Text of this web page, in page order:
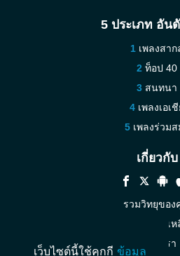
5 ประเภท อัน
เพลงสาก
ท็อป 40
สนทนา
เพลงเอเ
เพลงร่วมส
เกี่ยวกับ
รวมวิทยุขอ
ความช่วยเห
ติดต่อเรา
เว็บไซต์นี้ใช้คุกกี ข้อมูล